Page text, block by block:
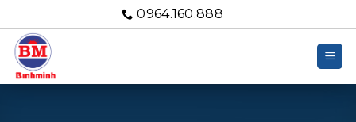
qua
nội
dung
0964.160.888